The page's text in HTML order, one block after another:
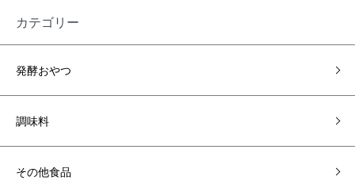
カテゴリー
発酵おやつ
調味料
その他食品